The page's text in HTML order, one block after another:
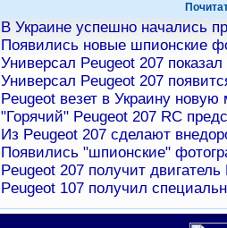
В Украине успешно начались
Появились новые шпионские
Универсал Peugeot 207
Универсал Peugeot 207
Peugeot везет в Украину новую
"Горячий" Peugeot 207 RC
Из Peugeot 207 сделают
Появились "шпионские"
Peugeot 207 получит двигатель
Peugeot 107 получил